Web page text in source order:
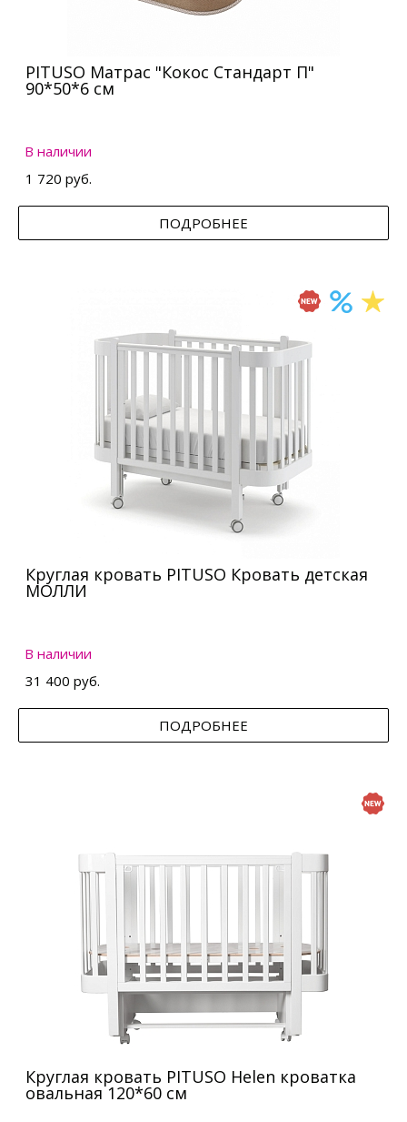
PITUSO Матрас "Кокос Стандарт П"
90*50*6 см
В наличии
1 720 руб.
ПОДРОБНЕЕ
Круглая кровать PITUSO Кровать детская
МОЛЛИ
В наличии
31 400 руб.
ПОДРОБНЕЕ
Круглая кровать PITUSO Helen кроватка
овальная 120*60 см